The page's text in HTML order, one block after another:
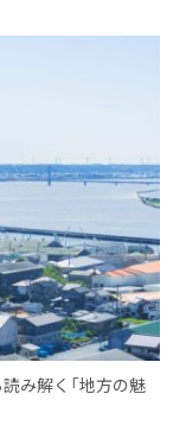
み解く「地方の魅